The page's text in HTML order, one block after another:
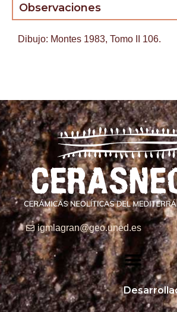
Observaciones
Dibujo: Montes 1983, Tomo II 106.
igmlagran@geo.uned.es